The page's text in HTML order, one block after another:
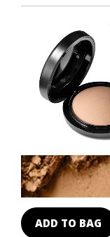
ADD TO BAG